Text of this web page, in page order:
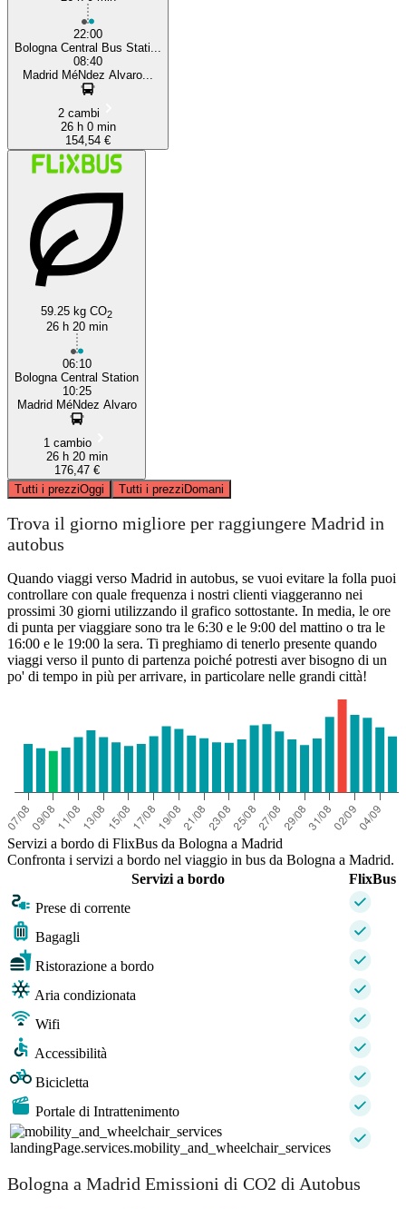
22:00
Bologna Central Bus Stati...
08:40
Madrid MéNdez Alvaro...
2 cambi
26 h 0 min
154,54 €
59.25 kg CO2
26 h 20 min
06:10
Bologna Central Station
10:25
Madrid MéNdez Alvaro
1 cambio
26 h 20 min
176,47 €
Tutti i prezziOggi Tutti i prezziDomani
Trova il giorno migliore per raggiungere Madrid in
autobus
Quando viaggi verso Madrid in autobus, se vuoi evitare la folla puoi
controllare con quale frequenza i nostri clienti viaggeranno nei
prossimi 30 giorni utilizzando il grafico sottostante. In media, le ore
di punta per viaggiare sono tra le 6:30 e le 9:00 del mattino o tra le
16:00 e le 19:00 la sera. Ti preghiamo di tenerlo presente quando
viaggi verso il punto di partenza poiché potresti aver bisogno di un
po' di tempo in più per arrivare, in particolare nelle grandi città!
Servizi a bordo di FlixBus da Bologna a Madrid
Confronta i servizi a bordo nel viaggio in bus da Bologna a Madrid.
Servizi a bordo
FlixBus
Prese di corrente
Bagagli
Ristorazione a bordo
Aria condizionata
Wifi
Accessibilità
Bicicletta
Portale di Intrattenimento
landingPage.services.mobility_and_wheelchair_services
Bologna a Madrid Emissioni di CO2 di Autobus